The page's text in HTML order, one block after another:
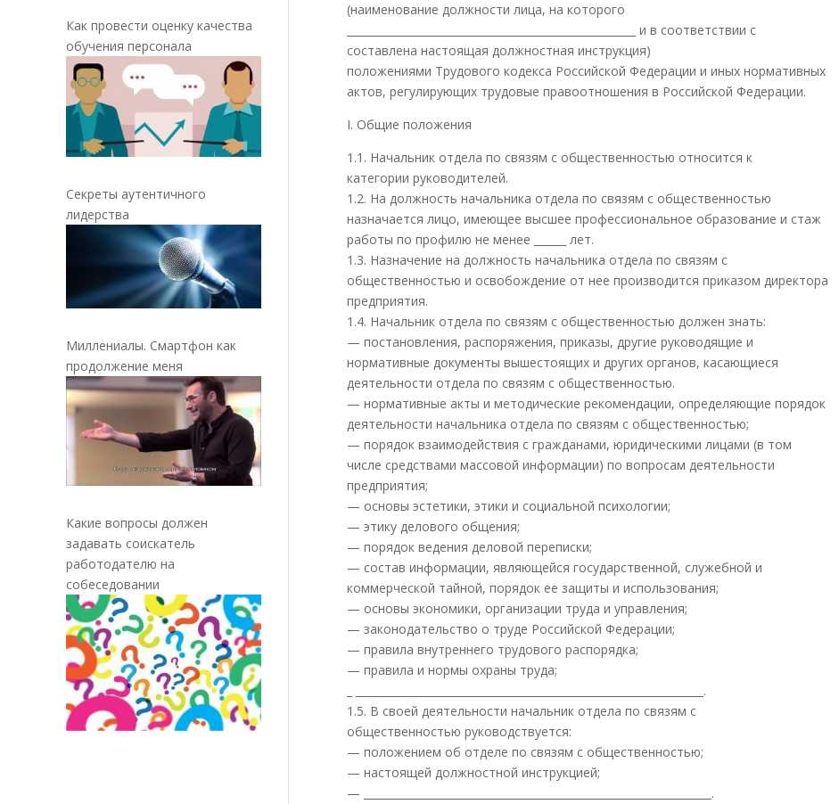
Как провести оценку качества
обучения персонала
Секреты аутентичного
лидерства
Миллениалы. Смартфон как
продолжение меня
Какие вопросы должен
задавать соискатель
работодателю на
собеседовании
(наименование должности лица, на которого
______________________________________________________ и в соответствии с
составлена настоящая должностная инструкция)
положениями Трудового кодекса Российской Федерации и иных нормативных
актов, регулирующих трудовые правоотношения в Российской Федерации.
I. Общие положения
1.1. Начальник отдела по связям с общественностью относится к
категории руководителей.
1.2. На должность начальника отдела по связям с общественностью
назначается лицо, имеющее высшее профессиональное образование и стаж
работы по профилю не менее ______ лет.
1.3. Назначение на должность начальника отдела по связям с
общественностью и освобождение от нее производится приказом директора
предприятия.
1.4. Начальник отдела по связям с общественностью должен знать:
— постановления, распоряжения, приказы, другие руководящие и
нормативные документы вышестоящих и других органов, касающиеся
деятельности отдела по связям с общественностью.
— нормативные акты и методические рекомендации, определяющие порядок
деятельности начальника отдела по связям с общественностью;
— порядок взаимодействия с гражданами, юридическими лицами (в том
числе средствами массовой информации) по вопросам деятельности
предприятия;
— основы эстетики, этики и социальной психологии;
— этику делового общения;
— порядок ведения деловой переписки;
— состав информации, являющейся государственной, служебной и
коммерческой тайной, порядок ее защиты и использования;
— основы экономики, организации труда и управления;
— законодательство о труде Российской Федерации;
— правила внутреннего трудового распорядка;
— правила и нормы охраны труда;
_ _________________________________________________________________.
1.5. В своей деятельности начальник отдела по связям с
общественностью руководствуется:
— положением об отделе по связям с общественностью;
— настоящей должностной инструкцией;
— _________________________________________________________________.